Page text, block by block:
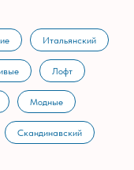
Итальянский
Лофт
Модные
Скандинавский